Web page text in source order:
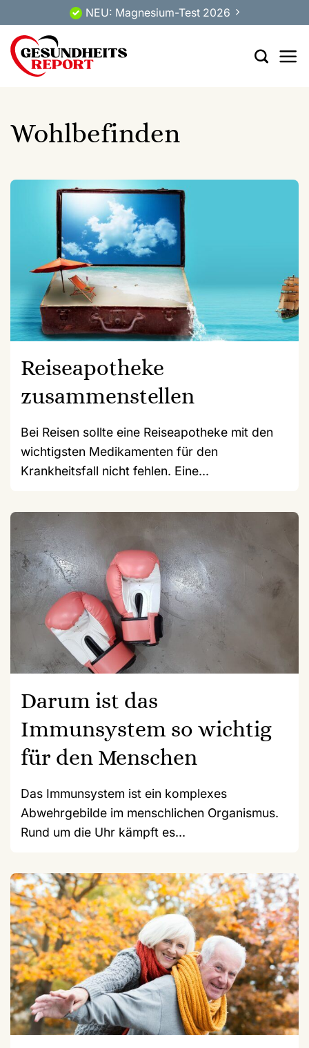
Inhalt
springen
NEU: Magnesium-Test 2026
Wohlbefinden
Reiseapotheke
zusammenstellen
Bei Reisen sollte eine Reiseapotheke mit den
wichtigsten Medikamenten für den
Krankheitsfall nicht fehlen. Eine...
Darum ist das
Immunsystem so wichtig
für den Menschen
Das Immunsystem ist ein komplexes
Abwehrgebilde im menschlichen Organismus.
Rund um die Uhr kämpft es...